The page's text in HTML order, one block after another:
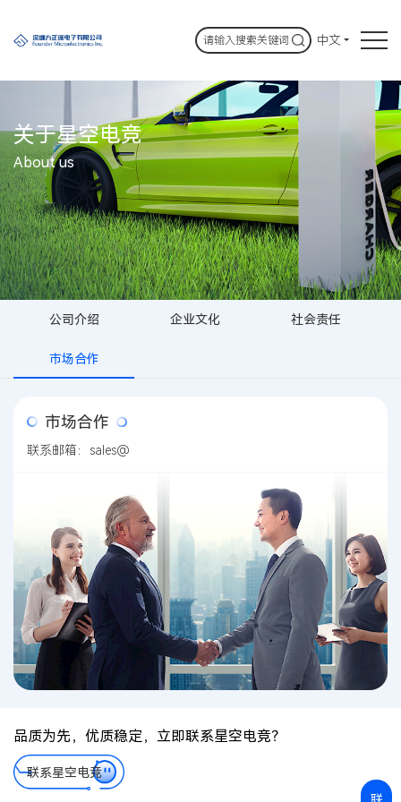
中文
关于星空电竞
About us
公司介绍 企业文化 社会责任
市场合作
市场合作
联系邮箱：sales@
品质为先，优质稳定，立即联系星空电竞？
联系星空电竞